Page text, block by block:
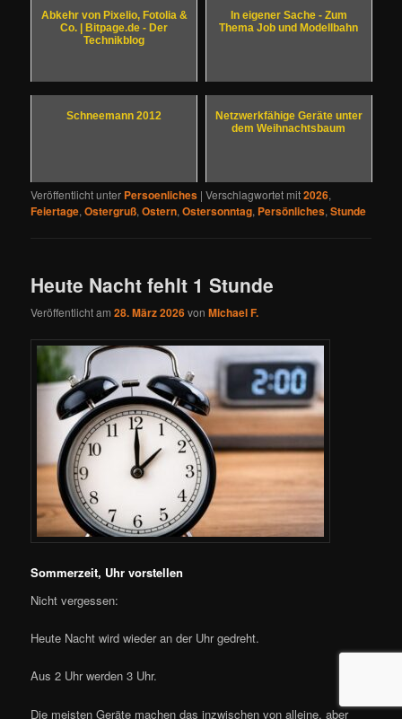
Abkehr von Pixelio, Fotolia &
Co. | Bitpage.de - Der
Technikblog
In eigener Sache - Zum
Thema Job und Modellbahn
Schneemann 2012
Netzwerkfähige Geräte unter
dem Weihnachtsbaum
Veröffentlicht unter Persoenliches |Verschlagwortet mit2026,
Feiertage,Ostergruß,Ostern,Ostersonntag, Persönliches,Stunde
Heute Nacht fehlt 1 Stunde
Veröffentlicht am28. März 2026vonMichael F.
Sommerzeit, Uhr vorstellen
Nicht vergessen:
Heute Nacht wird wieder an der Uhr gedreht.
Aus 2 Uhr werden 3 Uhr.
Die meisten Geräte machen das inzwischen von alleine, aber